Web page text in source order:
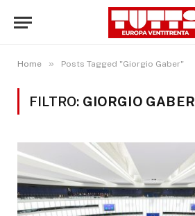
Home » Posts Tagged "Giorgio Gaber"
FILTRO: GIORGIO GABER